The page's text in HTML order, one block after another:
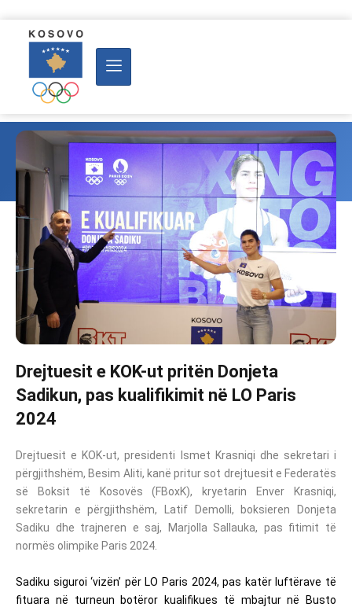
Drejtuesit e KOK-ut pritën Donjeta
Sadikun, pas kualifikimit në LO Paris
2024
Drejtuesit e KOK-ut, presidenti Ismet Krasniqi dhe sekretari i
përgjithshëm, Besim Aliti, kanë pritur sot drejtuesit e Federatës
së Boksit të Kosovës (FBoxK), kryetarin Enver Krasniqi,
sekretarin e përgjithshëm, Latif Demolli, boksieren Donjeta
Sadiku dhe trajneren e saj, Marjolla Sallauka, pas fitimit të
normës olimpike Paris 2024.
Sadiku siguroi ‘vizën’ për LO Paris 2024, pas katër luftërave të
fituara në turneun botëror kualifikues të mbajtur në Busto